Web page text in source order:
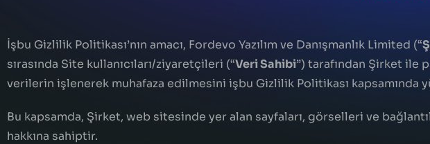
İşbu Gizlilik Politikası’nın amacı, Fordevo Yazılım ve Danışmanlık Limited (“
sırasında Site kullanıcıları/ziyaretçileri (“Veri Sahibi”) tarafından Şirket ile
verilerin işlenerek muhafaza edilmesini işbu Gizlilik Politikası kapsamında
Bu kapsamda, Şirket, web sitesinde yer alan sayfaları, görselleri ve
hakkına sahiptir.